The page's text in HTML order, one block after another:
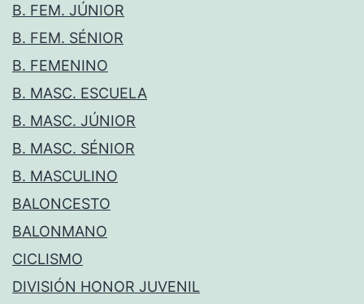
B. FEM. JÚNIOR
B. FEM. SÉNIOR
B. FEMENINO
B. MASC. ESCUELA
B. MASC. JÚNIOR
B. MASC. SÉNIOR
B. MASCULINO
BALONCESTO
BALONMANO
CICLISMO
DIVISIÓN HONOR JUVENIL